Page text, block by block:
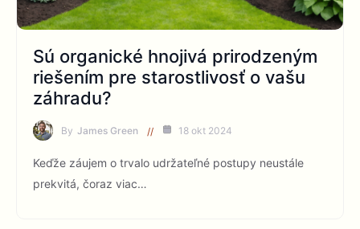
Sú organické hnojivá prirodzeným
riešením pre starostlivosť o vašu
záhradu?
By James Green 18 okt 2024
Keďže záujem o trvalo udržateľné postupy neustále
prekvitá, čoraz viac…